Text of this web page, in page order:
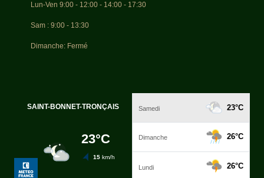
Lun-Ven 9:00 - 12:00 - 14:00 - 17:30
Sam : 9:00 - 13:30
Dimanche: Fermé